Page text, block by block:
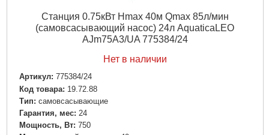
Станция 0.75кВт Hmax 40м Qmax 85л/мин
(самовсасывающий насос) 24л AquaticaLEO
AJm75A3/UA 775384/24
Нет в наличии
Артикул: 775384/24
Код товара: 19.72.88
Tип: самовсасывающие
Гарантия, мес: 24
Мощность, Вт: 750